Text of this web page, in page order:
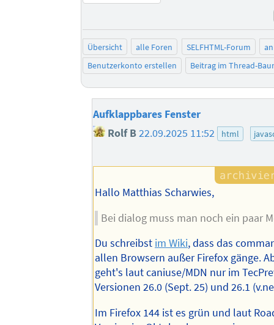
Übersicht alle Foren SELFHTML-Forum
Benutzerkonto erstellen
Beitrag im Thread-
Aufklappbares Fenster
Rolf B22.09.2025 11:52 html
Hallo Matthias Scharwies,
Bei dialog muss man noch ein paar
Du schreibst im Wiki, dass das
allen Browsern außer Firefox gänge.
geht's laut caniuse/MDN nur im
Versionen 26.0 (Sept. 25) und 26.1
Im Firefox 144 ist es grün und laut